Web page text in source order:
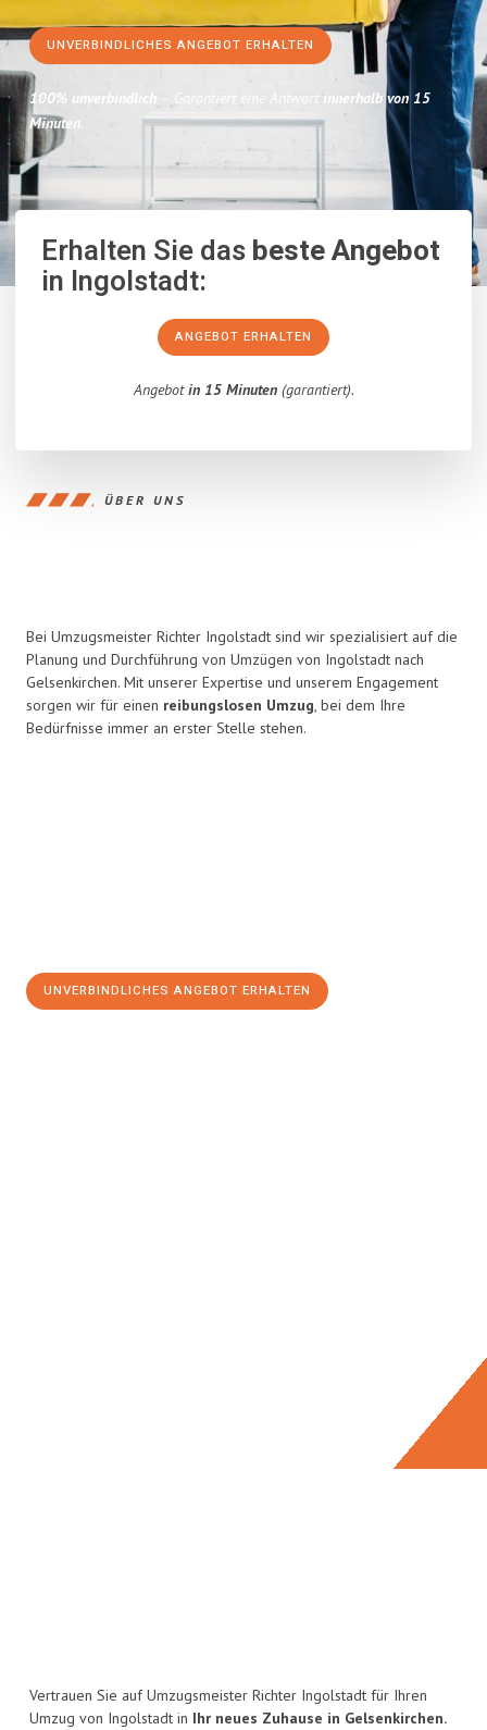
UNVERBINDLICHES ANGEBOT ERHALTEN
100% unverbindlich – Garantiert eine Antwort innerhalb von 15
Minuten.
Erhalten Sie dasbeste Angebot
in Ingolstadt:
ANGEBOT ERHALTEN
Angebotin 15 Minuten(garantiert).
ÜBER UNS
Bei Umzugsmeister Richter Ingolstadt sind wir spezialisiert auf die
Planung und Durchführung von Umzügen von Ingolstadt nach
Gelsenkirchen. Mit unserer Expertise und unserem Engagement
sorgen wir für einen reibungslosen Umzug, bei dem Ihre
Bedürfnisse immer an erster Stelle stehen.
UNVERBINDLICHES ANGEBOT ERHALTEN
Vertrauen Sie auf Umzugsmeister Richter Ingolstadt für Ihren
Umzug von Ingolstadt in Ihr neues Zuhause in Gelsenkirchen.